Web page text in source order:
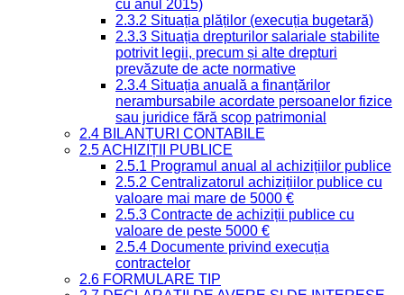
cu anul 2015)
2.3.2 Situația plăților (execuția bugetară)
2.3.3 Situația drepturilor salariale stabilite
potrivit legii, precum și alte drepturi
prevăzute de acte normative
2.3.4 Situația anuală a finanțărilor
nerambursabile acordate persoanelor fizice
sau juridice fără scop patrimonial
2.4 BILANȚURI CONTABILE
2.5 ACHIZIȚII PUBLICE
2.5.1 Programul anual al achizițiilor publice
2.5.2 Centralizatorul achizițiilor publice cu
valoare mai mare de 5000 €
2.5.3 Contracte de achiziții publice cu
valoare de peste 5000 €
2.5.4 Documente privind execuția
contractelor
2.6 FORMULARE TIP